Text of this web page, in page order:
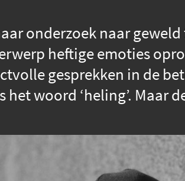
onderzoek naar
heftige emoties
gesprekken in de
het woord ‘heling’. Maar